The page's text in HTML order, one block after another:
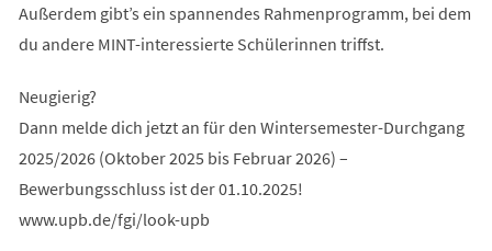
Außerdem gibt’s ein spannendes Rahmenprogramm, bei dem
du andere MINT-interessierte Schülerinnen triffst.
Neugierig?
Dann melde dich jetzt an für den Wintersemester-Durchgang
2025/2026 (Oktober 2025 bis Februar 2026) –
Bewerbungsschluss ist der 01.10.2025!
www.upb.de/fgi/look-upb